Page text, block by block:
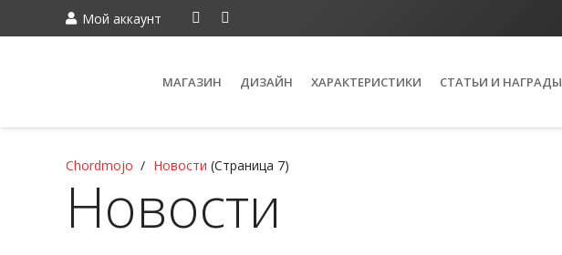
Мой аккаунт
МАГАЗИН ДИЗАЙН ХАРАКТЕРИСТИКИ СТАТЬИ И НАГРАДЫ
Chordmojo / Новости (Страница 7)
Новости